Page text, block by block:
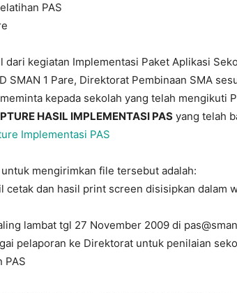
PAS
dari kegiatan Implementasi Paket Aplikasi
SMAN 1 Pare, Direktorat Pembinaan SMA
kepada sekolah yang telah mengikuti
HASIL IMPLEMENTASI PAS yang telah
Implementasi PAS
mengirimkan file tersebut adalah:
dan hasil print screen disisipkan dalam
lambat tgl 27 November 2009 di
pelaporan ke Direktorat untuk penilaian
PAS